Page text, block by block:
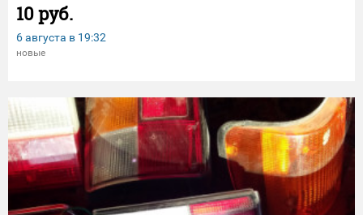
10 руб.
6 августа в 19:32
новые